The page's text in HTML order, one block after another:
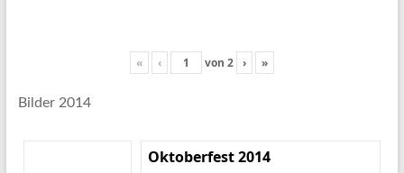
« ‹ von 2 › »
Bilder 2014
Oktoberfest 2014